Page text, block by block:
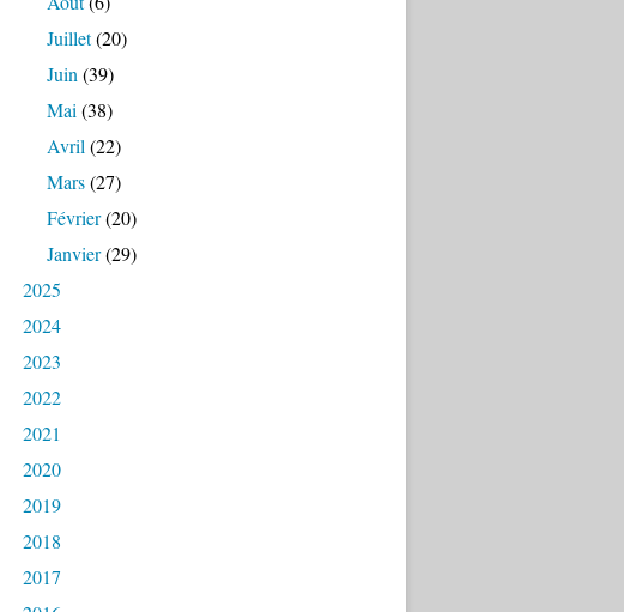
Juillet(20)
Juin (39)
Mai (38)
Avril (22)
Mars(27)
Février(20)
Janvier(29)
2025
2024
2023
2022
2021
2020
2019
2018
2017